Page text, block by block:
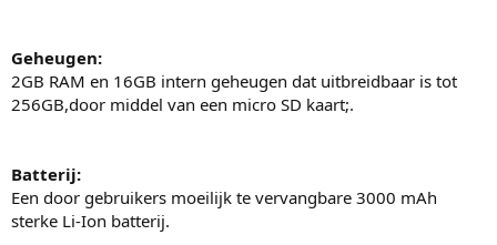
Geheugen:
2GB RAM en 16GB intern geheugen dat uitbreidbaar is tot
256GB,door middel van een micro SD kaart;.
Batterij:
Een door gebruikers moeilijk te vervangbare 3000 mAh
sterke Li-Ion batterij.